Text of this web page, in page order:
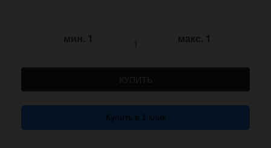
мин. 1 макс. 1
КУПИТЬ
Купить в 1 клик